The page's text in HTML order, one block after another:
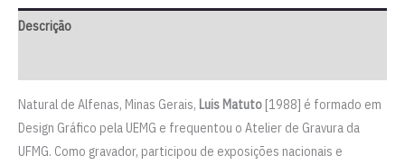
quantidade
Descrição
Natural de Alfenas, Minas Gerais, Luis Matuto [1988] é formado em
Design Gráfico pela UEMG e frequentou o Atelier de Gravura da
UFMG. Como gravador, participou de exposições nacionais e